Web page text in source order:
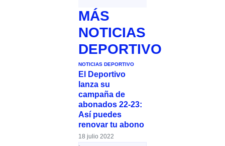
MÁS
NOTICIAS
DEPORTIVO
NOTICIAS DEPORTIVO
El Deportivo
lanza su
campaña de
abonados 22-23:
Así puedes
renovar tu abono
18 julio 2022